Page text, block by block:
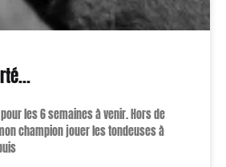
les 6 semaines à venir. Hors de
champion jouer les tondeuses à